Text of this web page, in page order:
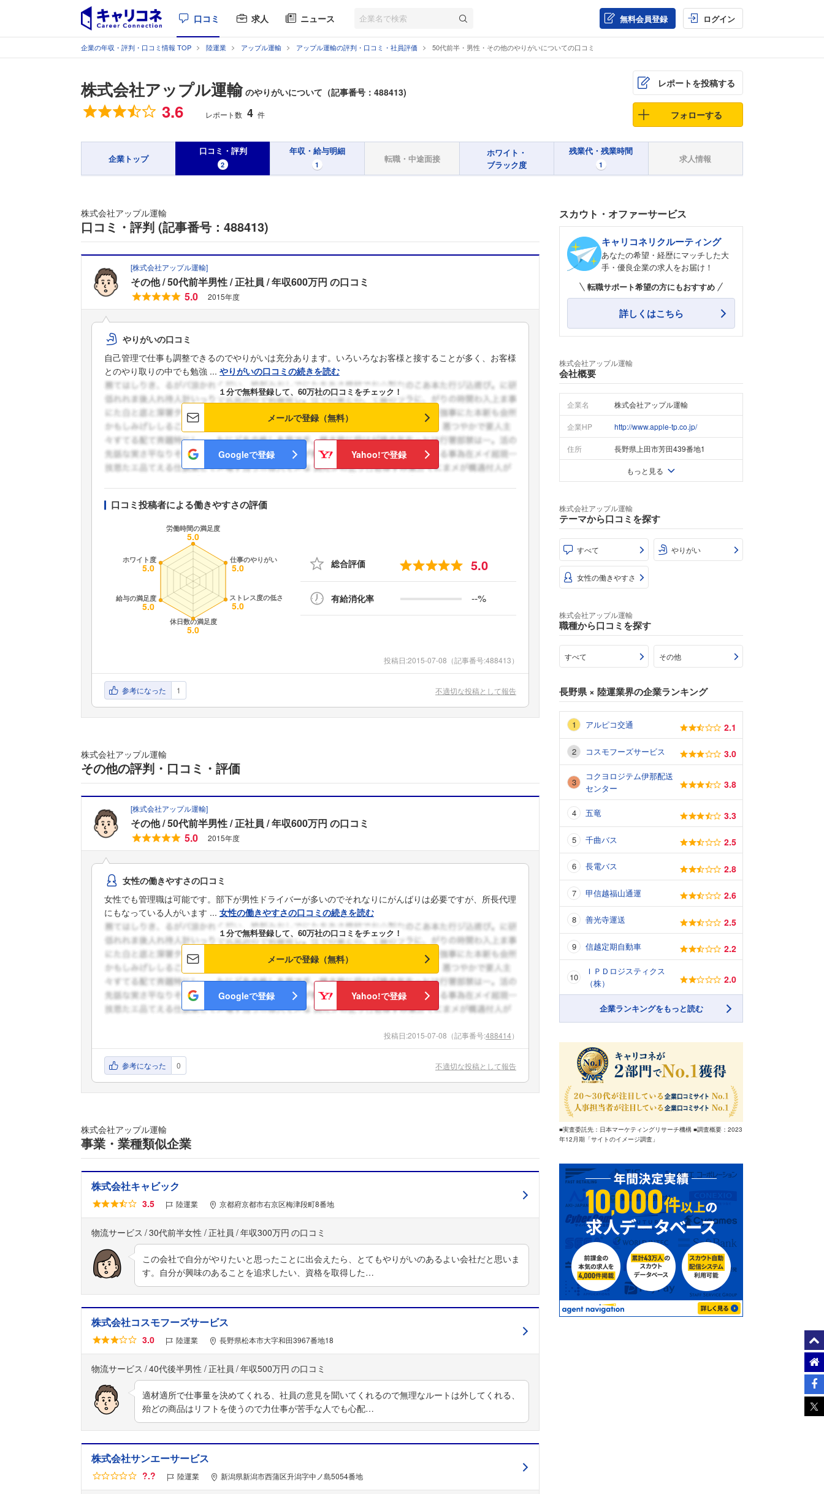
口コミ 求人 ニュース 無料会員登録 ログイン
企業の年収・評判・口コミ情報 TOP 陸運業 アップル運輸 アップル運輸の評判・口コミ・社員評価 50代前半・男性・その他のやりがいについての口コミ
株式会社アップル運輸 のやりがいについて（記事番号：488413)
総合評価
3.6 レポート数 4 件
レポートを投稿する
フォローする
企業トップ
口コミ・評判
2
年収・給与明細
1
転職・中途面接
ホワイト・
ブラック度
残業代・残業時間
1
求人情報
フォローしました
株式会社アップル運輸
口コミ・評判 (記事番号：488413)
[株式会社アップル運輸]
その他 50代前半男性 正社員 年収600万円 の口コミ
5.0
2015年度
やりがいの口コミ
自己管理で仕事も調整できるのでやりがいは充分あります。いろいろなお客様と接することが多く、お客様
とのやり取りの中でも勉強 ... やりがいの口コミの続きを読む
１分で無料登録して、60万社の口コミをチェック！
メールで登録（無料）
Googleで登録 Yahoo!で登録
口コミ投稿者による働きやすさの評価
総合評価 5.0
有給消化率 --%
投稿日:2015-07-08 （記事番号:488413）
参考になった 1 不適切な投稿として報告
株式会社アップル運輸
その他の評判・口コミ・評価
[株式会社アップル運輸]
その他 50代前半男性 正社員 年収600万円 の口コミ
5.0
2015年度
女性の働きやすさの口コミ
女性でも管理職は可能です。部下が男性ドライバーが多いのでそれなりにがんばりは必要ですが、所長代理
にもなっている人がいます ... 女性の働きやすさの口コミの続きを読む
１分で無料登録して、60万社の口コミをチェック！
メールで登録（無料）
Googleで登録 Yahoo!で登録
投稿日:2015-07-08 （記事番号:488414）
参考になった 0 不適切な投稿として報告
株式会社アップル運輸
事業・業種類似企業
株式会社キャビック
3.5 陸運業 京都府京都市右京区梅津段町8番地
物流サービス 30代前半女性 正社員 年収300万円
この会社で自分がやりたいと思ったことに出会えたら、とてもやりがいのあるよい会社だと思いま
す。自分が興味のあることを追求したい、資格を取得した…
株式会社コスモフーズサービス
3.0 陸運業 長野県松本市大字和田3967番地18
物流サービス 40代後半男性 正社員 年収500万円
適材適所で仕事量を決めてくれる、社員の意見を聞いてくれるので無理なルートは外してくれる、
殆どの商品はリフトを使うので力仕事が苦手な人でも心配…
株式会社サンエーサービス
?.? 陸運業 新潟県新潟市西蒲区升潟字中ノ島5054番地
スカウト・オファーサービス
キャリコネリクルーティング
あなたの希望・経歴にマッチした大
手・優良企業の求人をお届け！
転職サポート希望の方にもおすすめ
詳しくはこちら
株式会社アップル運輸
会社概要
企業名 株式会社アップル運輸
企業HP http://www.apple-tp.co.jp/
住所 長野県上田市芳田439番地1
もっと見る
株式会社アップル運輸
テーマから口コミを探す
すべて やりがい
女性の働きやすさ
株式会社アップル運輸
職種から口コミを探す
すべて その他
長野県× 陸運業界の企業ランキング
アルピコ交通 2.1
コスモフーズサービス 3.0
コクヨロジテム伊那配送
センター
3.8
五竜 3.3
千曲バス 2.5
長電バス 2.8
甲信越福山通運 2.6
善光寺運送 2.5
信越定期自動車 2.2
ＩＰＤロジスティクス
（株）
2.0
企業ランキングをもっと読む
■実査委託先：日本マーケティングリサーチ機構 ■調査概要：2023
年12月期「サイトのイメージ調査」